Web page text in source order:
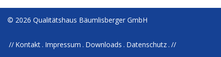
© 2026 Qualitätshaus Bäumlisberger GmbH
Kontakt Impressum Downloads Datenschutz //